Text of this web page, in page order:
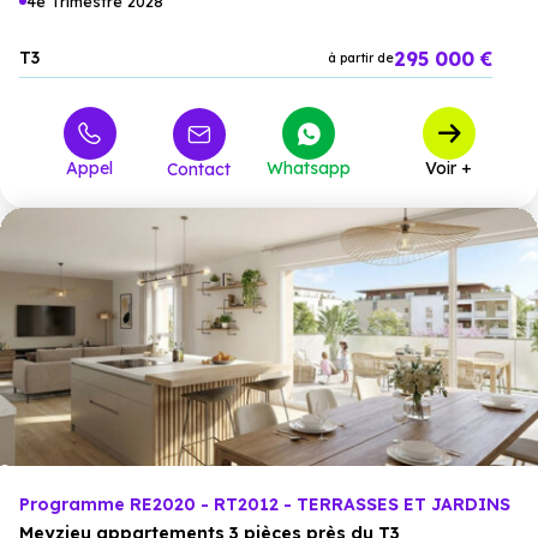
T3 à partir de295 000 €
Appel Contact Whatsapp Voir +
Programme RE2020 - RT2012 - TERRASSES ET JARDINS
Meyzieu appartements 3 pièces près du T3